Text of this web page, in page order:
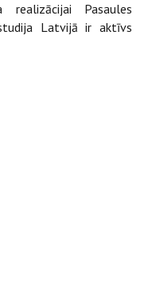
realizācijai Pasaules
Latvijā ir aktīvs